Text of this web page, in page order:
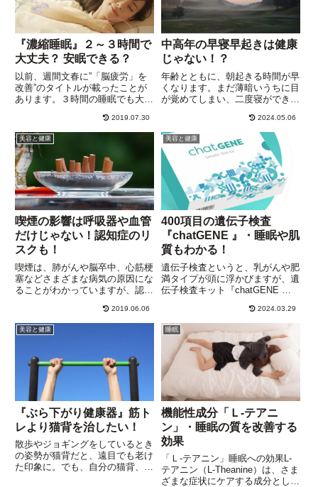
『濃縮睡眠』２～３時間で
大丈夫？ 安眠できる？
以前、週間文春に”「脳疲労」を
改善”のタイトルが載ったことが
あります。３時間の睡眠でも大丈
名な財界人のなかには、睡眠時間
2～3時間、なんて達人もいるよ
うですが、考えたこともありませ
んね。やはり、最低7時間、で
き...
2019.07.30
中高年の早寝早起きは健康
じゃない！？
年齢とともに、朝起きる時間が早
くなります。まだ薄暗いうちに目
が覚めてしまい、二度寝ができな
ま起床時刻になるのを布団の中で
待つ人も。日が昇る前から、散歩
をする人もいます。早朝の公園、
気持ちがいいですが、早起きが
か...
2024.05.06
美容と健康
喫煙の影響は呼吸器や血管
だけじゃない！認知症のリ
スクも！
喫煙は、肺がんや脳卒中、心筋梗
塞などさまざまな病気の原因にな
ることがわかっていますが、認知
てはあまり知られていないようで
す。一般社団法人 日本神経学会
のＨＰには、６５歳～７５歳で喫
症...
2019.06.06
美容と健康
400項目の遺伝子検査
『chatGENE 』・睡眠や肌
質もわかる！
遺伝子検査というと、乳がんや肥
満タイプが頭に浮かびますが、遺
伝子検査キット『chatGENE 』
と400項目！『chatGENE 』は検
査項目数が多いだけでなく、１項
目あたり15円程度！なので、費
用的にも従来の...
2024.03.29
美容と健康
『ぶら下がり健康器』筋ト
レより猫背を治したい！
散歩やジョギングをしているとき
の姿勢が猫背だと、遠目でも老け
た印象に。でも、自分の猫背、気
睡眠
機能性成分「Ｌ-テアニ
ン」・睡眠の質を改善する
効果
「Ｌ-テアニン」睡眠への効果L-
テアニン（L-Theanine）は、さま
ざまな症状にケアする成分とし